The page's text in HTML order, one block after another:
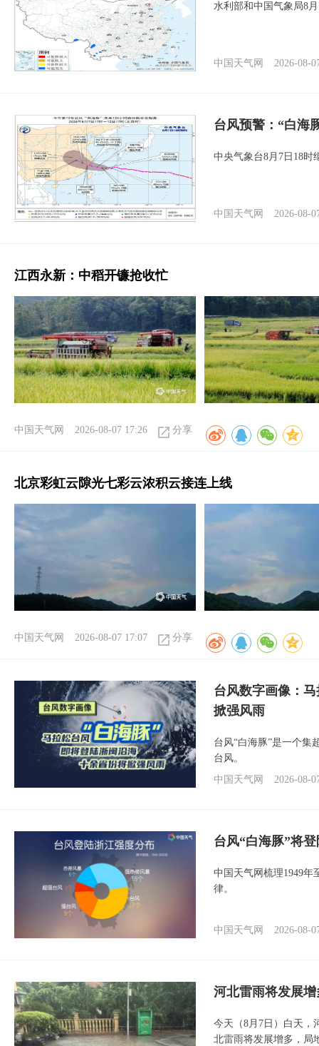
水利部和中国气象局8
中国天气网 2026-08-
台风预警：“白海
中央气象台8月7日18时
中国天气网 2026-08-
江西永新：中稻开镰抢收忙
中国天气网 2026-08-07 17:26 分享
北京彩虹云隙光七彩云浓积云接连上线
中国天气网 2026-08-07 17:07 分享
台风数字画像：
掀强风雨
台风“白海豚”是一个集
台风。
中国天气网
2026-08-
台风“白海豚”将
中国天气网梳理1949年
律。
中国天气网 2026-08-
河北雷雨将发展
今天（8月7日）白天，
北雷雨将发展增多，局